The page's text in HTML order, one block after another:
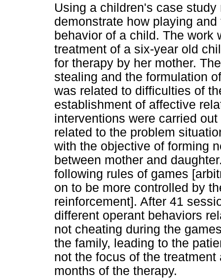
Using a children's case
demonstrate how playing
behavior of a child. The work
treatment of a six-year old
for therapy by her mother.
stealing and the formulation
was related to difficulties of
establishment of affective
interventions were carried
related to the problem
with the objective of forming
between mother and
following rules of games
on to be more controlled by
reinforcement]. After 41
different operant behaviors
not cheating during the
the family, leading to the
not the focus of the
months of the therapy.